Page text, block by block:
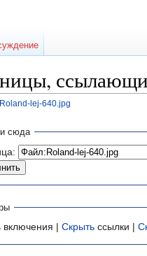
lej-640.jpg
сюда
включения | Скрыть ссылки |